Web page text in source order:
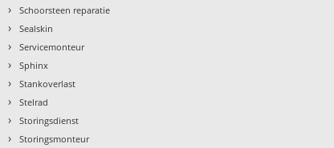
› Schoorsteen reparatie
› Sealskin
› Servicemonteur
› Sphinx
› Stankoverlast
› Stelrad
› Storingsdienst
› Storingsmonteur